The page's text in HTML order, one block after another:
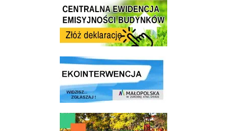
Centrala Ewidencja Emisyjności Budynków - złóż deklarację
link do strony ekointerwencja dot.- powietrza
link do strony - Wielicki Budżet Obywatelski